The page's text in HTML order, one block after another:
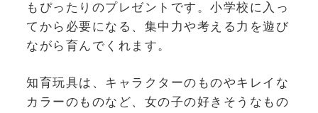
もぴったりのプレゼントです。小学校に入っ
てから必要になる、集中力や考える力を遊び
ながら育んでくれます。
知育玩具は、キャラクターのものやキレイな
カラーのものなど、女の子の好きそうなもの